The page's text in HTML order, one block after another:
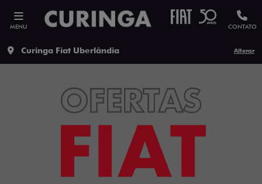
MENU CONTATO
Curinga Fiat Uberlândia Alterar